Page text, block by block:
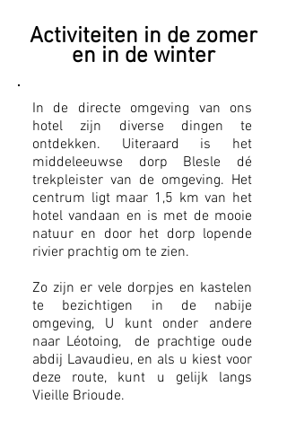
Activiteiten in de zomer
en in de winter
In de directe omgeving van ons
hotel zijn diverse dingen te
ontdekken. Uiteraard is het
middeleeuwse dorp Blesle dé
trekpleister van de omgeving. Het
centrum ligt maar 1,5 km van het
hotel vandaan en is met de mooie
natuur en door het dorp lopende
rivier prachtig om te zien.
Zo zijn er vele dorpjes en kastelen
te bezichtigen in de nabije
omgeving, U kunt onder andere
naar Léotoing, de prachtige oude
abdij Lavaudieu, en als u kiest voor
deze route, kunt u gelijk langs
Vieille Brioude.